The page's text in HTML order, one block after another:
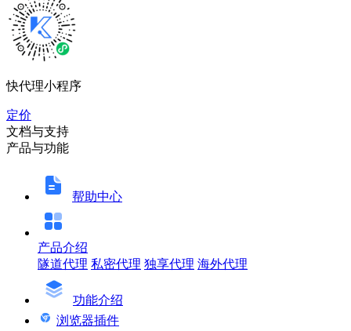
快代理小程序
定价
文档与支持
产品与功能
帮助中心
产品介绍
隧道代理 私密代理 独享代理 海外代理
功能介绍
浏览器插件